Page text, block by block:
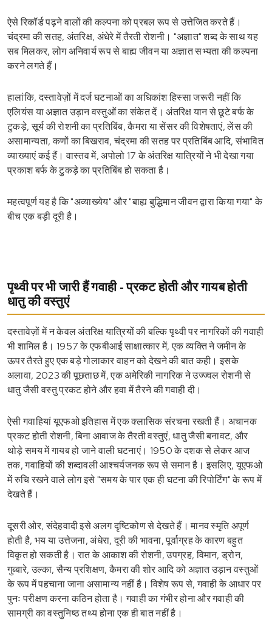
ऐसे रिकॉर्ड पढ़ने वालों की कल्पना को प्रबल रूप से उत्तेजित करते हैं।
चंद्रमा की सतह, अंतरिक्ष, अंधेरे में तैरती रोशनी। "अज्ञात" शब्द के साथ यह
सब मिलकर, लोग अनिवार्य रूप से बाह्य जीवन या अज्ञात सभ्यता की कल्पना
करने लगते हैं।
हालांकि, दस्तावेज़ों में दर्ज घटनाओं का अधिकांश हिस्सा जरूरी नहीं कि
एलियंस या अज्ञात उड़ान वस्तुओं का संकेत दें। अंतरिक्ष यान से छूटे बर्फ के
टुकड़े, सूर्य की रोशनी का प्रतिबिंब, कैमरा या सेंसर की विशेषताएं, लेंस की
असामान्यता, कणों का बिखराव, चंद्रमा की सतह पर प्रतिबिंब आदि, संभावित
व्याख्याएं कई हैं। वास्तव में, अपोलो 17 के अंतरिक्ष यात्रियों ने भी देखा गया
प्रकाश बर्फ के टुकड़े का प्रतिबिंब हो सकता है।
महत्वपूर्ण यह है कि "अव्याख्येय" और "बाह्य बुद्धिमान जीवन द्वारा किया गया" के
बीच एक बड़ी दूरी है।
पृथ्वी पर भी जारी हैं गवाही - प्रकट होती और गायब होती
धातु की वस्तुएं
दस्तावेज़ों में न केवल अंतरिक्ष यात्रियों की बल्कि पृथ्वी पर नागरिकों की गवाही
भी शामिल है। 1957 के एफबीआई साक्षात्कार में, एक व्यक्ति ने जमीन के
ऊपर तैरते हुए एक बड़े गोलाकार वाहन को देखने की बात कही। इसके
अलावा, 2023 की पूछताछ में, एक अमेरिकी नागरिक ने उज्ज्वल रोशनी से
धातु जैसी वस्तु प्रकट होने और हवा में तैरने की गवाही दी।
ऐसी गवाहियां यूएफओ इतिहास में एक क्लासिक संरचना रखती हैं। अचानक
प्रकट होती रोशनी, बिना आवाज के तैरती वस्तुएं, धातु जैसी बनावट, और
थोड़े समय में गायब हो जाने वाली घटनाएं। 1950 के दशक से लेकर आज
तक, गवाहियों की शब्दावली आश्चर्यजनक रूप से समान है। इसलिए, यूएफओ
में रुचि रखने वाले लोग इसे "समय के पार एक ही घटना की रिपोर्टिंग" के रूप में
देखते हैं।
दूसरी ओर, संदेहवादी इसे अलग दृष्टिकोण से देखते हैं। मानव स्मृति अपूर्ण
होती है, भय या उत्तेजना, अंधेरा, दूरी की भावना, पूर्वाग्रह के कारण बहुत
विकृत हो सकती है। रात के आकाश की रोशनी, उपग्रह, विमान, ड्रोन,
गुब्बारे, उल्का, सैन्य प्रशिक्षण, कैमरा की शोर आदि को अज्ञात उड़ान वस्तुओं
के रूप में पहचाना जाना असामान्य नहीं है। विशेष रूप से, गवाही के आधार पर
पुनः परीक्षण करना कठिन होता है। गवाही का गंभीर होना और गवाही की
सामग्री का वस्तुनिष्ठ तथ्य होना एक ही बात नहीं है।